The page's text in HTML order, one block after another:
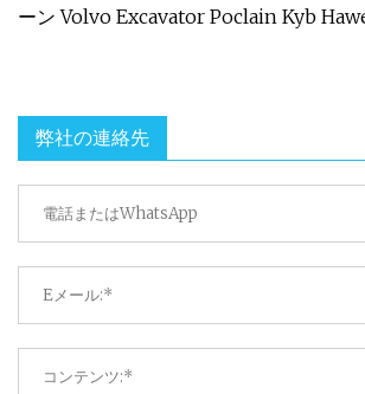
ーン Volvo Excavator Poclain Kyb
弊社の連絡先